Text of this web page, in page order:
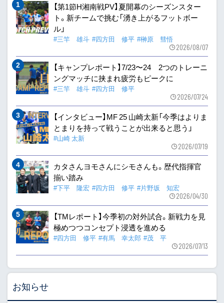
【第1節H湘南戦PV】夏開幕のシーズンスター
ト。新チームで挑む「湧き上がるフットボー
ル」
#三竿 雄斗 #四方田 修平 #榊原 彗悟
2026/08/07
【キャンプレポート】7/23〜24 2つのトレーニ
ングマッチに挟まれ疲労もピークに
#三竿 雄斗 #四方田 修平
2026/07/24
【インタビュー】MF 25 山崎太新「今季はよりま
とまりを持って戦うことが出来ると思う」
#山崎 太新
2026/07/19
カタさんヨモさんにシモさんも。歴代指揮官
揃い踏み
#下平 隆宏 #四方田 修平 #片野坂 知宏
2026/04/30
【TMレポート】今季初の対外試合。新戦力を見
極めつつコンセプト浸透を進める
#四方田 修平 #有馬 幸太郎 #茂 平
2026/07/13
お知らせ